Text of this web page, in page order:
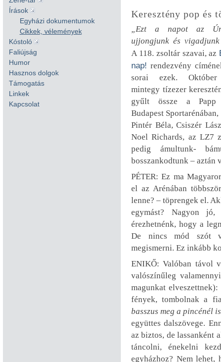
Írások
Egyházi dokumentumok
Cikkek, vélemények
Kóstoló
Faliújság
Humor
Hasznos dolgok
Támogatás
Linkek
Kapcsolat
Keresztény pop és
„Ezt a napot az
ujjongjunk és
A 118. zsoltár szavai, az
nap! rendezvény
sorai ezek.
mintegy tízezer
gyűlt össze a Papp
Budapest
Pintér Béla, Csiszér
Noel Richards, az LZ7
pedig ámultunk-
bosszankodtunk – aztán
PÉTER: Ez ma
el az Arénában
lenne? – töprengek el.
egymást? Nagyon
érezhetnénk, hogy a
De nincs mód szót
megismerni. Ez inkább
ENIKŐ: Valóban távol
valószínűleg
magunkat
fények, tombolnak a
basszus meg a pincénél
együttes dalszövege.
az biztos, de lassanként
táncolni, énekelni
egyházhoz? Nem lehet,